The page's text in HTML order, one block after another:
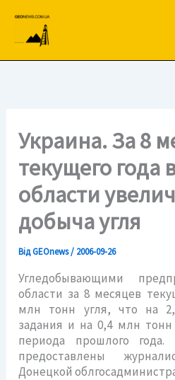
вмісту
Украина. За 8
текущего года
области
добыча угля
ВідGEOnews/ 2006-09-26
Угледобывающими
области за 8 месяцев
млн тонн угля, что на
задания и на 0,4 млн тонн
периода прошлого
предоставлены
Донецкой